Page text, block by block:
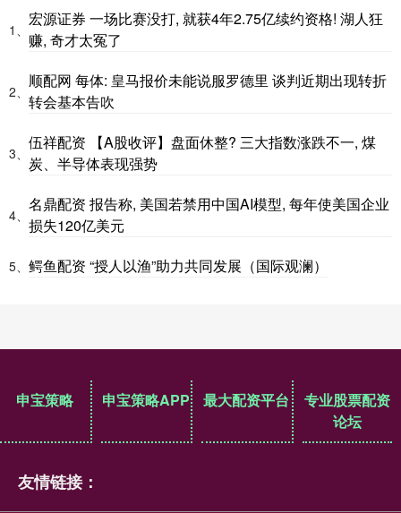
1、
宏源证券 一场比赛没打, 就获4年2.75亿续约资格! 湖人狂
赚, 奇才太冤了
2、
顺配网 每体: 皇马报价未能说服罗德里 谈判近期出现转折
转会基本告吹
3、
伍祥配资 【A股收评】盘面休整? 三大指数涨跌不一, 煤
炭、半导体表现强势
4、
名鼎配资 报告称, 美国若禁用中国AI模型, 每年使美国企业
损失120亿美元
5、 鳄鱼配资 “授人以渔”助力共同发展（国际观澜）
申宝策略 申宝策略APP 最大配资平台
专业股票配资
论坛
友情链接：